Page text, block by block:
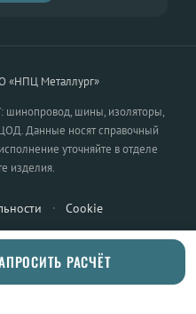
«НПЦ Металлург»
шинопровод, шины, изоляторы,
Данные носят справочный
уточняйте в отделе
изделия.
· Cookie
РАСЧЁТ